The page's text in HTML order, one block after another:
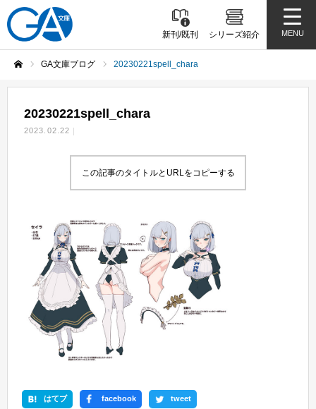
新刊/既刊 シリーズ紹介 MENU
GA文庫ブログ 20230221spell_chara
20230221spell_chara
2023.02.22
この記事のタイトルとURLをコピーする
はてブ facebook tweet